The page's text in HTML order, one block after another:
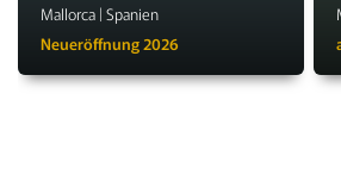
Mallorca | Spanien
Neueröffnung 2026